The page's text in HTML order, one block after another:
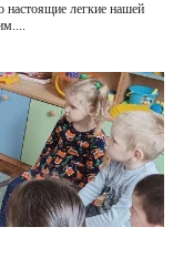
настоящие легкие нашей